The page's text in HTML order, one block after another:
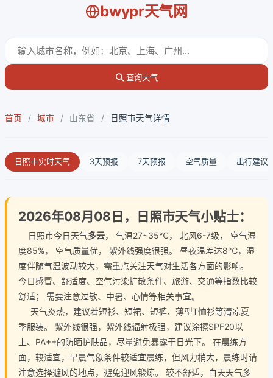
bwypr天气网
查询天气
首页 / 城市 / 山东省 / 日照市天气详情
日照市实时天气 3天预报 7天预报 空气质量 出行建议
2026年08月08日，日照市天气小贴士：
日照市今日天气多云， 气温27~35℃， 北风6-7级， 空气湿
度85%， 空气质量优， 紫外线强度很强。 昼夜温差达8℃，湿
度伴随气温波动较大，需重点关注天气对生活各方面的影响。
今日感冒、舒适度、空气污染扩散条件、旅游、交通等指数比较
舒适； 需要注意过敏、中暑、心情等相关事宜。
天气炎热，建议着短衫、短裙、短裤、薄型T恤衫等清凉夏
季服装。 紫外线很强，紫外线辐射极强，建议涂擦SPF20以
上、PA++的防晒护肤品，尽量避免暴露于日光下。 在晨练方
面，较适宜，早晨气象条件较适宜晨练，但风力稍大，晨练时请
注意选择避风的地点，避免迎风锻炼。 较不舒适，白天天气多